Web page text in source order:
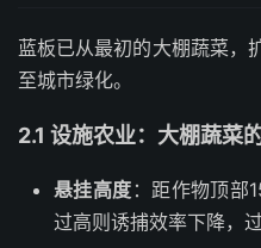
蓝板已从最初的大棚蔬菜，
至城市绿化。
2.1 设施农业：大棚蔬菜
悬挂高度 ：距作物顶部
过高则诱捕效率下降，